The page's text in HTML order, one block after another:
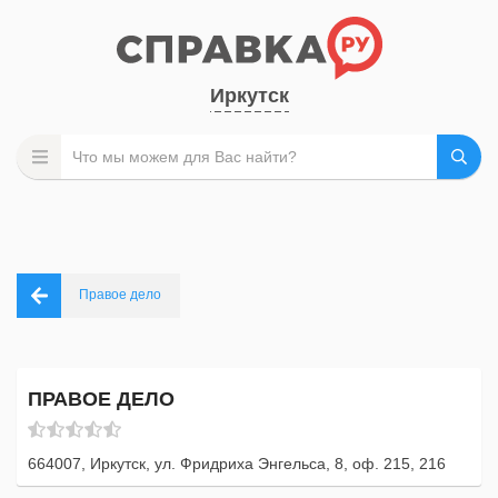
Иркутск
Правое дело
ПРАВОЕ ДЕЛО
664007, Иркутск, ул. Фридриха Энгельса, 8, оф. 215, 216